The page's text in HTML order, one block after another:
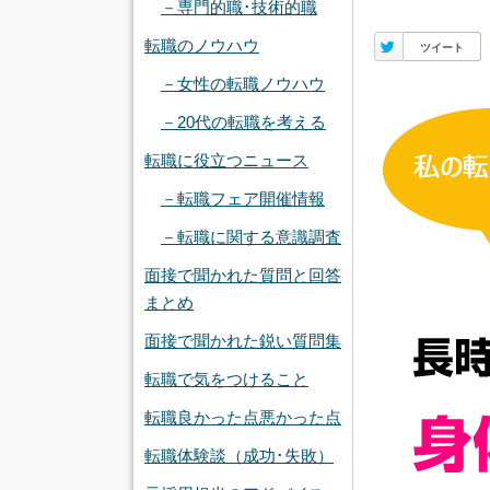
ツイート
Twitter
－専門的職･技術的職
転職のノウハウ
－女性の転職ノウハウ
－20代の転職を考える
転職に役立つニュース
－転職フェア開催情報
－転職に関する意識調査
面接で聞かれた質問と回答
まとめ
面接で聞かれた鋭い質問集
転職で気をつけること
転職良かった点悪かった点
転職体験談（成功･失敗）